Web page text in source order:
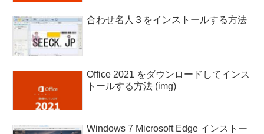
合わせ名人３をインストールする方法
Office 2021 をダウンロードしてインス
トールする方法 (img)
Windows 7 Microsoft Edge インストー